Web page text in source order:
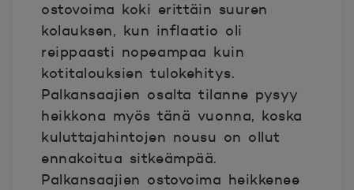
ostovoima koki erittäin suuren
kolauksen, kun inflaatio oli
reippaasti nopeampaa kuin
kotitalouksien tulokehitys.
Palkansaajien osalta tilanne pysyy
heikkona myös tänä vuonna, koska
kuluttajahintojen nousu on ollut
ennakoitua sitkeämpää.
Palkansaajien ostovoima heikkenee